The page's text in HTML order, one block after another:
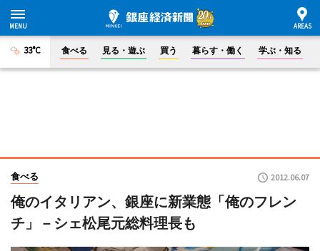
33°C 食べる 見る・遊ぶ 買う 暮らす・働く 学ぶ・知る
食べる 2012.06.07
俺のイタリアン、銀座に新業態「俺のフレン
チ」－シェ松尾元総料理長も